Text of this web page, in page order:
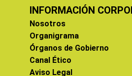
INFORMACIÓN
Nosotros
Organigrama
Órganos de Gobierno
Canal Ético
Aviso Legal